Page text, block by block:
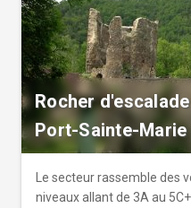
Rocher
Port-Sainte-Marie
Le secteur rassemble des
niveaux allant de 3A au